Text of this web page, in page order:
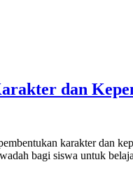
dan
karakter dan
bagi siswa untuk